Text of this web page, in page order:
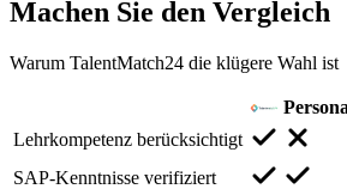
Machen Sie den Vergleich
Warum TalentMatch24 die klügere Wahl ist
Lehrkompetenz berücksichtigt
SAP-Kenntnisse verifiziert